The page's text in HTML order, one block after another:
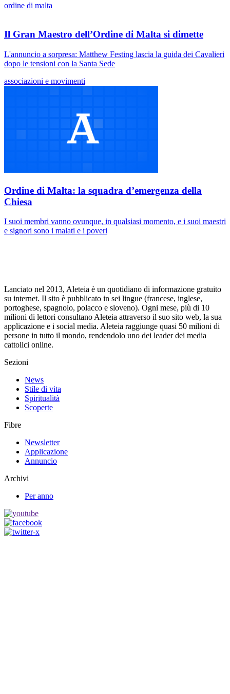
ordine di malta
Il Gran Maestro dell’Ordine di Malta si dimette
L'annuncio a sorpresa: Matthew Festing lascia la guida dei Cavalieri
dopo le tensioni con la Santa Sede
associazioni e movimenti
Ordine di Malta: la squadra d’emergenza della
Chiesa
I suoi membri vanno ovunque, in qualsiasi momento, e i suoi maestri
e signori sono i malati e i poveri
Lanciato nel 2013, Aleteia è un quotidiano di informazione gratuito
su internet. Il sito è pubblicato in sei lingue (francese, inglese,
portoghese, spagnolo, polacco e sloveno). Ogni mese, più di 10
milioni di lettori consultano Aleteia attraverso il suo sito web, la sua
applicazione e i social media. Aleteia raggiunge quasi 50 milioni di
persone in tutto il mondo, rendendolo uno dei leader dei media
cattolici online.
Sezioni
News
Stile di vita
Spiritualità
Scoperte
Fibre
Newsletter
Applicazione
Annuncio
Archivi
Per anno